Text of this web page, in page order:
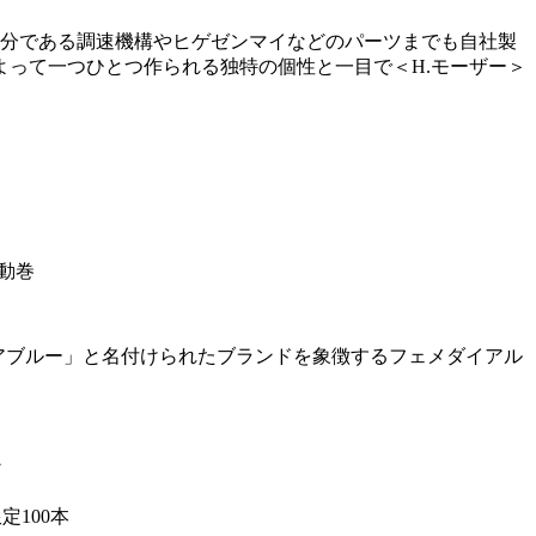
である調速機構やヒゲゼンマイなどのパーツまでも自社製
て一つひとつ作られる独特の個性と一目で＜H.モーザー＞
巻
ルー」と名付けられたブランドを象徴するフェメダイアル
100本